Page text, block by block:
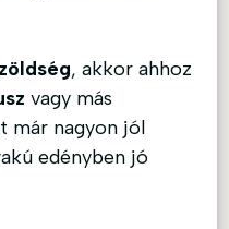
, akkor ahhoz
vagy más
már nagyon jól
edényben jó